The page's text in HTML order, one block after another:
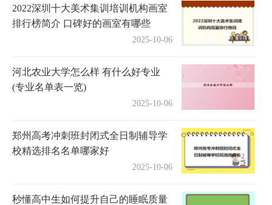
2022深圳十大美术集训培训机构画室
排行榜简介 口碑好的画室有哪些
2025-10-06
河北农业大学怎么样 有什么好专业
(专业名单表一览)
2025-10-06
郑州高考冲刺班封闭式全日制辅导学
校精选排名名单哪家好
2025-10-06
秒懂高中生如何提升自己的睡眠质量